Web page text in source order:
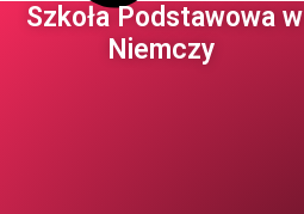
Szkoła Podstawowa w
Niemczy ​